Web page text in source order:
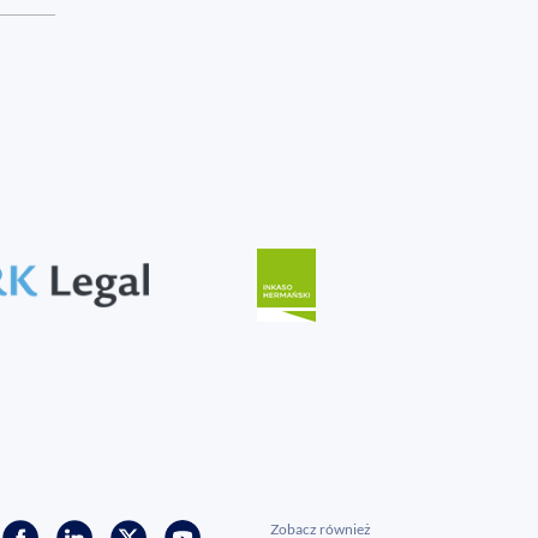
Zobacz również